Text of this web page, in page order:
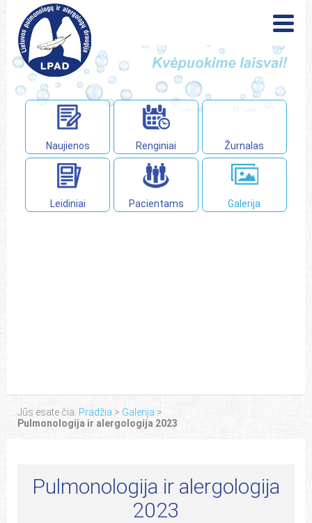
Naujienos Renginiai
Jūs esate čia: Pradžia > Galerija >
Pulmonologija ir alergologija 2023
Pulmonologija ir alergologija
2023